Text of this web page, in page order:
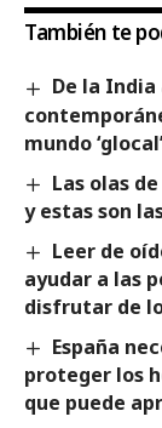
También te
De la
mundo ‘glocal’
Las olas
y estas son
Leer de
ayudar a las
disfrutar de
España
proteger los
que puede